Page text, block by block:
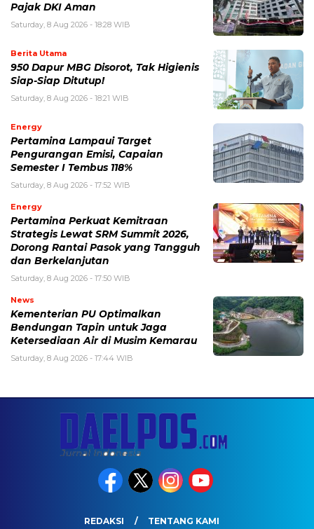
Pajak DKI Aman
Saturday, 8 Aug 2026 - 18:28 WIB
Berita Utama
950 Dapur MBG Disorot, Tak Higienis
Siap-Siap Ditutup!
Saturday, 8 Aug 2026 - 18:21 WIB
Energy
Pertamina Lampaui Target
Pengurangan Emisi, Capaian
Semester I Tembus 118%
Saturday, 8 Aug 2026 - 17:52 WIB
Energy
Pertamina Perkuat Kemitraan
Strategis Lewat SRM Summit 2026,
Dorong Rantai Pasok yang Tangguh
dan Berkelanjutan
Saturday, 8 Aug 2026 - 17:50 WIB
News
Kementerian PU Optimalkan
Bendungan Tapin untuk Jaga
Ketersediaan Air di Musim Kemarau
Saturday, 8 Aug 2026 - 17:44 WIB
REDAKSI TENTANG KAMI